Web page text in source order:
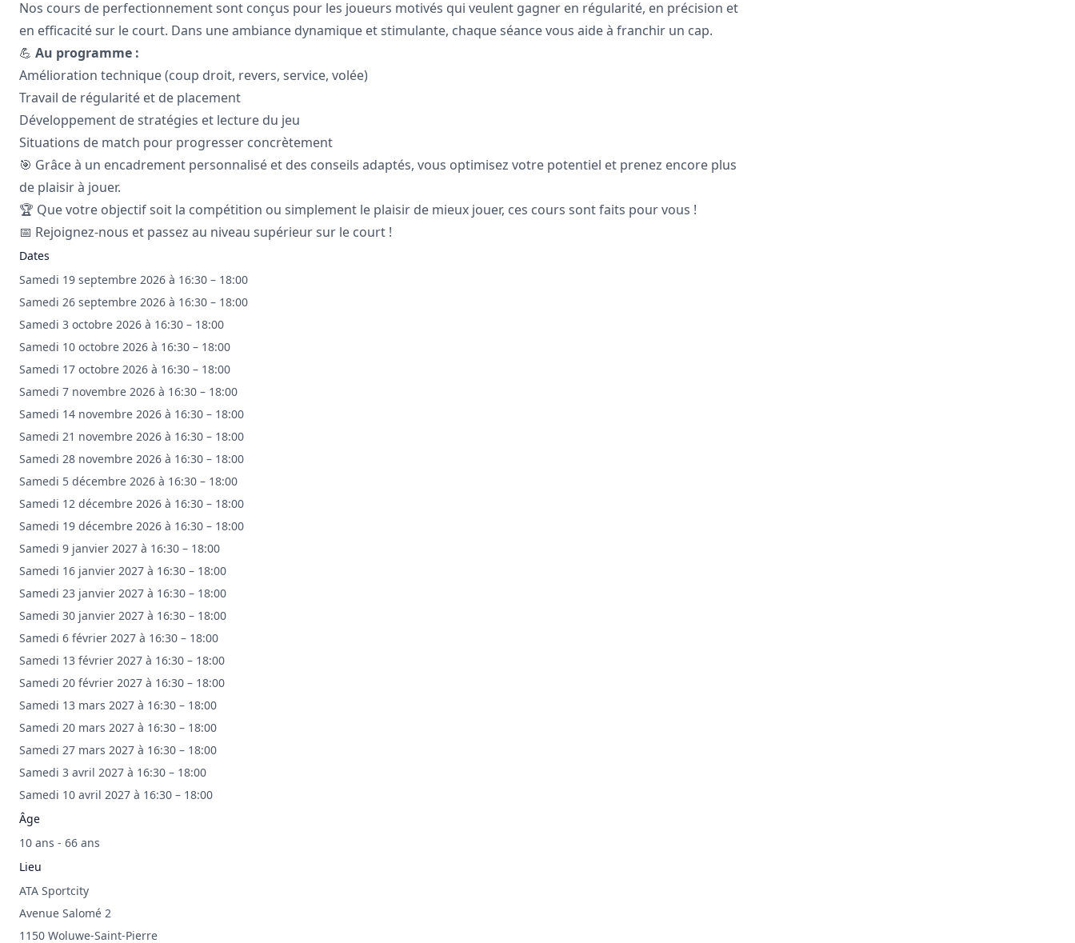
Nos cours de perfectionnement sont conçus pour les joueurs motivés qui veulent gagner en régularité, en précision et
en efficacité sur le court. Dans une ambiance dynamique et stimulante, chaque séance vous aide à franchir un cap.
💪 Au programme :
Amélioration technique (coup droit, revers, service, volée)
Travail de régularité et de placement
Développement de stratégies et lecture du jeu
Situations de match pour progresser concrètement
🎯 Grâce à un encadrement personnalisé et des conseils adaptés, vous optimisez votre potentiel et prenez encore plus
de plaisir à jouer.
🏆 Que votre objectif soit la compétition ou simplement le plaisir de mieux jouer, ces cours sont faits pour vous !
📅 Rejoignez-nous et passez au niveau supérieur sur le court !
Dates
Samedi 19 septembre 2026 à 16:30 – 18:00
Samedi 26 septembre 2026 à 16:30 – 18:00
Samedi 3 octobre 2026 à 16:30 – 18:00
Samedi 10 octobre 2026 à 16:30 – 18:00
Samedi 17 octobre 2026 à 16:30 – 18:00
Samedi 7 novembre 2026 à 16:30 – 18:00
Samedi 14 novembre 2026 à 16:30 – 18:00
Samedi 21 novembre 2026 à 16:30 – 18:00
Samedi 28 novembre 2026 à 16:30 – 18:00
Samedi 5 décembre 2026 à 16:30 – 18:00
Samedi 12 décembre 2026 à 16:30 – 18:00
Samedi 19 décembre 2026 à 16:30 – 18:00
Samedi 9 janvier 2027 à 16:30 – 18:00
Samedi 16 janvier 2027 à 16:30 – 18:00
Samedi 23 janvier 2027 à 16:30 – 18:00
Samedi 30 janvier 2027 à 16:30 – 18:00
Samedi 6 février 2027 à 16:30 – 18:00
Samedi 13 février 2027 à 16:30 – 18:00
Samedi 20 février 2027 à 16:30 – 18:00
Samedi 13 mars 2027 à 16:30 – 18:00
Samedi 20 mars 2027 à 16:30 – 18:00
Samedi 27 mars 2027 à 16:30 – 18:00
Samedi 3 avril 2027 à 16:30 – 18:00
Samedi 10 avril 2027 à 16:30 – 18:00
Âge
10 ans - 66 ans
Lieu
ATA Sportcity
Avenue Salomé 2
1150 Woluwe-Saint-Pierre